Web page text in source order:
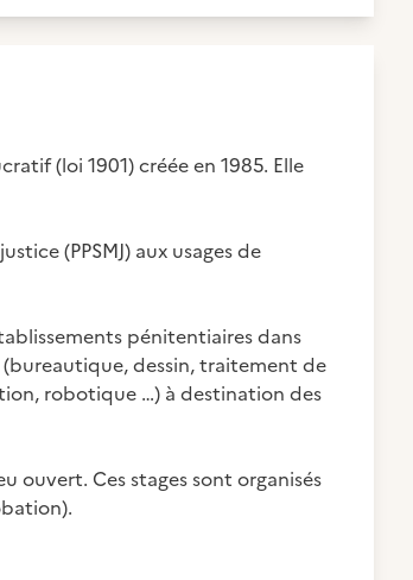
(loi 1901) créée en 1985. Elle
(PPSMJ) aux usages de
pénitentiaires dans
dessin, traitement de
robotique …) à destination des
ouvert. Ces stages sont organisés